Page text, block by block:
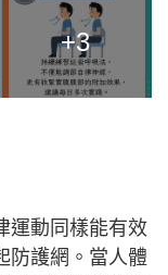
+3
運動同樣能有效
防護網。當人體